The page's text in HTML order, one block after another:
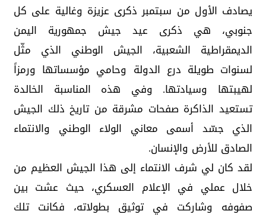
يصادف الأول من سبتمبر ذكرى عزيزة وغالية على كل
جنوبي، هي ذكرى عيد جيش جمهورية اليمن
الديمقراطية الشعبية، الجيش الوطني الذي مثّل
لسنوات طويلة درع الدولة وحامي مؤسساتها ورمزاً
لهيبتها وسيادتها. وفي هذه المناسبة الخالدة
تستعيد الذاكرة صفحات مشرقة من تاريخ ذلك الجيش
الذي جسّد أسمى معاني الولاء الوطني والانتماء
الصادق للأرض والإنسان.
لقد كان لي شرف الانتماء إلى هذا الجيش العظيم من
خلال عملي في الإعلام العسكري، حيث عشت بين
صفوفه وشاركت في توثيق بطولاته، فكانت تلك